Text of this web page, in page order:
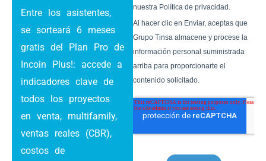
Entre los asistentes,
se sorteará 6 meses
gratis del Plan Pro de
Incoin Plus!: accede a
indicadores clave de
todos los proyectos
en venta, multifamily,
ventas reales (CBR),
costos de